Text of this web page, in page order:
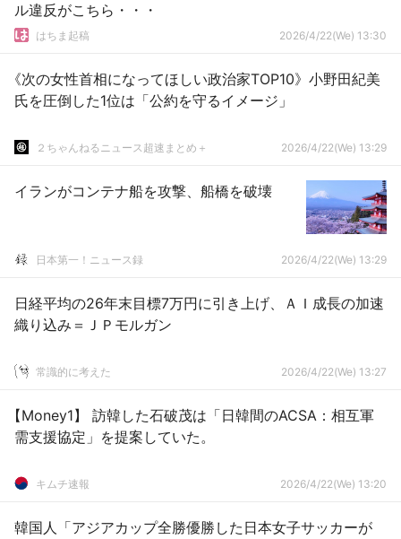
ル違反がこちら・・・
はちま起稿 2026/4/22(We) 13:30
《次の女性首相になってほしい政治家TOP10》小野田紀美
氏を圧倒した1位は「公約を守るイメージ」
２ちゃんねるニュース超速まとめ＋ 2026/4/22(We) 13:29
イランがコンテナ船を攻撃、船橋を破壊
日本第一！ニュース録 2026/4/22(We) 13:29
日経平均の26年末目標7万円に引き上げ、ＡＩ成長の加速
織り込み＝ＪＰモルガン
常識的に考えた 2026/4/22(We) 13:27
【Money1】 訪韓した石破茂は「日韓間のACSA：相互軍
需支援協定」を提案していた。
キムチ速報 2026/4/22(We) 13:20
韓国人「アジアカップ全勝優勝した日本女子サッカーが